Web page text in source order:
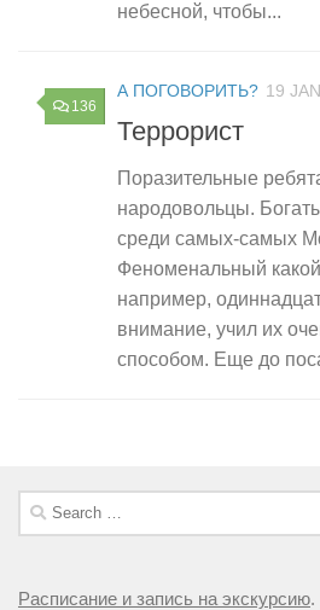
небесной, чтобы...
136
А ПОГОВОРИТЬ? 19
Террорист
Поразительные
народовольцы.
среди самых-самых
Феноменальный
например,
внимание, учил их
способом. Еще до
Search
for:
Расписание и запись на экскурсию.